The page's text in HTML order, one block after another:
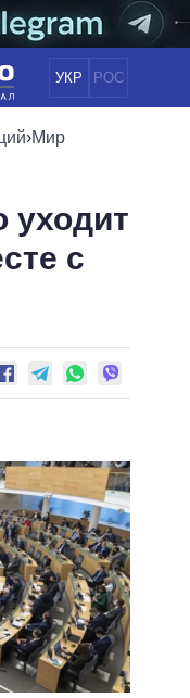
УКР РОС
›Мир
уходит
с